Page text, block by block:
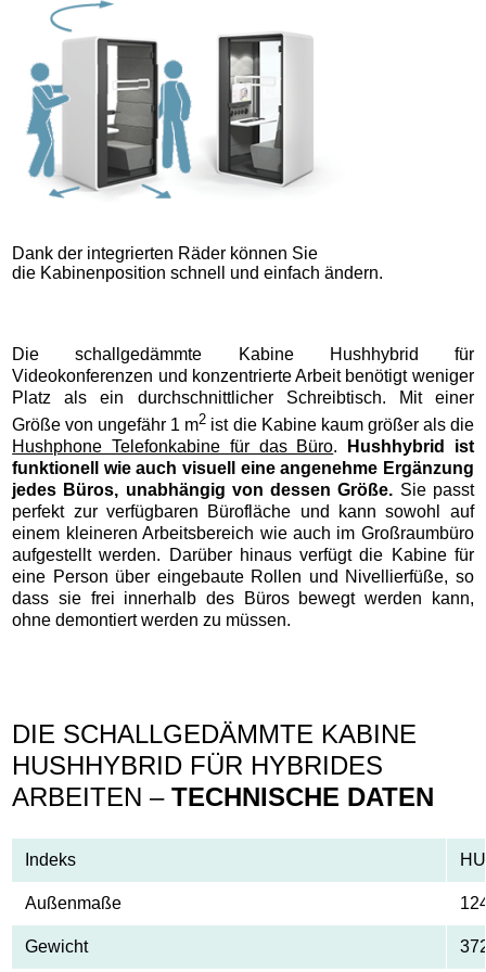
Dank der integrierten Räder können Sie
die Kabinenposition schnell und einfach ändern.
Die schallgedämmte Kabine Hushhybrid für
Videokonferenzen und konzentrierte Arbeit benötigt weniger
Platz als ein durchschnittlicher Schreibtisch. Mit einer
Größe von ungefähr 1 m2 ist die Kabine kaum größer als die
Hushphone Telefonkabine für das Büro.
Hushhybrid ist
funktionell wie auch visuell eine angenehme Ergänzung
jedes Büros, unabhängig von dessen Größe. Sie passt
perfekt zur verfügbaren Bürofläche und kann sowohl auf
einem kleineren Arbeitsbereich wie auch im Großraumbüro
aufgestellt werden. Darüber hinaus verfügt die Kabine für
eine Person über eingebaute Rollen und Nivellierfüße, so
dass sie frei innerhalb des Büros bewegt werden kann,
ohne demontiert werden zu müssen.
DIE SCHALLGEDÄMMTE KABINE
HUSHHYBRID FÜR HYBRIDES
ARBEITEN –TECHNISCHE DATEN
Indeks
Außenmaße
Gewicht